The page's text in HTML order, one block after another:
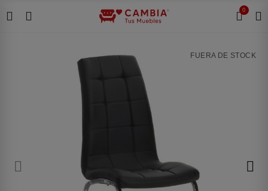
0
FUERA DE STOCK